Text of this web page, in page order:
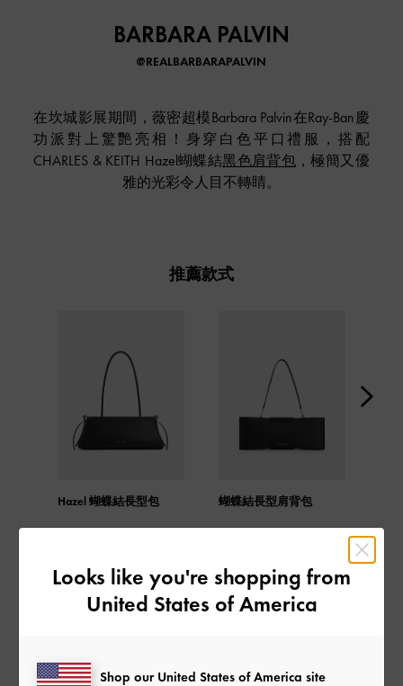
BARBARA PALVIN
@REALBARBARAPALVIN
在坎城影展期間，薇密超模Barbara Palvin在Ray-Ban慶
功派對上驚艷亮相！身穿白色平口禮服，搭配
CHARLES & KEITH Hazel蝴蝶結黑色肩背包 ，極簡又優
雅的光彩令人目不轉睛。
推薦款式
Hazel 蝴蝶結長型包 蝴蝶結長型肩背包
分享
Looks like you're shopping from
United States of America
Shop our United States of America site